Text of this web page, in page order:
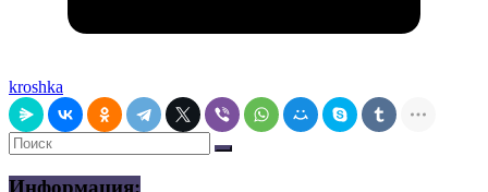
kroshka
Информация: